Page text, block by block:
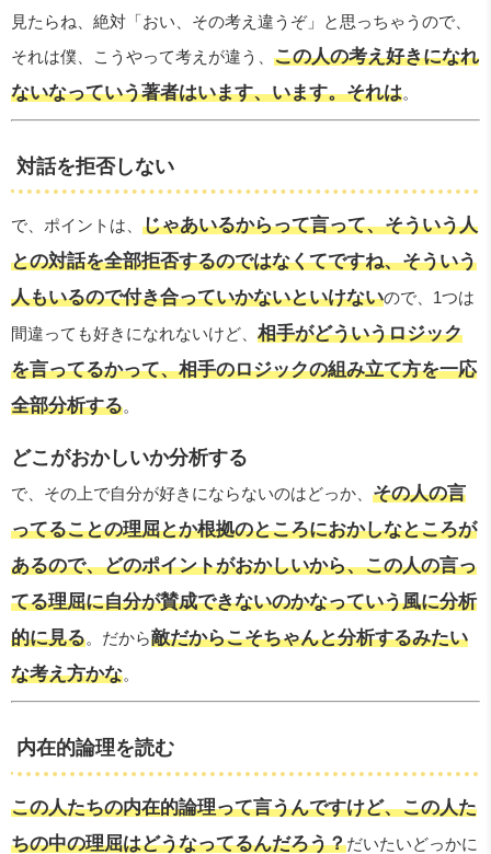
見たらね、絶対「おい、その考え違うぞ」と思っちゃうので、
それは僕、こうやって考えが違う、 この人の考え好きになれ
ないなっていう著者はいます、います。それは。
対話を拒否しない
で、ポイントは、 じゃあいるからって言って、そういう人
との対話を全部拒否するのではなくてですね、そういう
人もいるので付き合っていかないといけないので、1つは
間違っても好きになれないけど、 相手がどういうロジック
を言ってるかって、相手のロジックの組み立て方を一応
全部分析する。
どこがおかしいか分析する
で、その上で自分が好きにならないのはどっか、 その人の言
ってることの理屈とか根拠のところにおかしなところが
あるので、どのポイントがおかしいから、この人の言っ
てる理屈に自分が賛成できないのかなっていう風に分析
的に見る。だから敵だからこそちゃんと分析するみたい
な考え方かな。
内在的論理を読む
この人たちの内在的論理って言うんですけど、この人た
ちの中の理屈はどうなってるんだろう？だいたいどっかに